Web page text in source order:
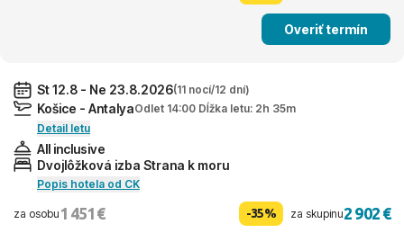
Overiť termín
St 12.8 - Ne 23.8.2026(11 nocí/12 dní)
Košice - AntalyaOdlet 14:00 Dĺžka letu: 2h 35m
Detail letu
All inclusive
Dvojlôžková izba Strana k moru
Popis hotela od CK
za osobu 1 451 € -35% za skupinu2 902 €